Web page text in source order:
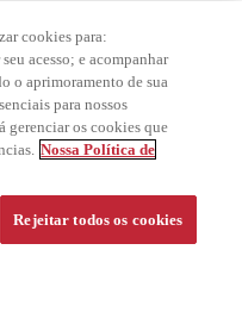
cookies para:
acesso; e acompanhar
o aprimoramento de sua
para nossos
gerenciar os cookies que
Nossa Política de
Rejeitar todos os cookies